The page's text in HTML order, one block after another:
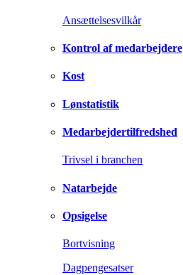
Ansættelsesvilkår
Kontrol af medarbejdere
Kost
Lønstatistik
Medarbejdertilfredshed
Trivsel i branchen
Natarbejde
Opsigelse
Bortvisning
Dagpengesatser